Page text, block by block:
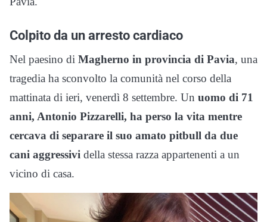
Colpito da un arresto cardiaco
Nel paesino di Magherno in provincia di Pavia, una
tragedia ha sconvolto la comunità nel corso della
mattinata di ieri, venerdì 8 settembre. Un uomo di 71
anni, Antonio Pizzarelli, ha perso la vita mentre
cercava di separare il suo amato pitbull da due
cani aggressivi della stessa razza appartenenti a un
vicino di casa.